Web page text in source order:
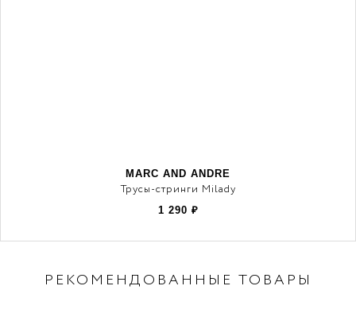
MARC AND ANDRE
Трусы-стринги Milady
1 290 ₽
РЕКОМЕНДОВАННЫЕ ТОВАРЫ